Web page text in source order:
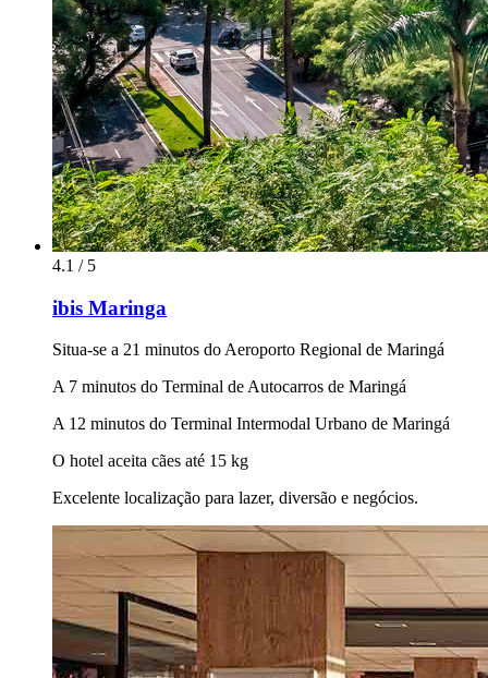
4.1 / 5
ibis Maringa
Situa-se a 21 minutos do Aeroporto Regional de Maringá
A 7 minutos do Terminal de Autocarros de Maringá
A 12 minutos do Terminal Intermodal Urbano de Maringá
O hotel aceita cães até 15 kg
Excelente localização para lazer, diversão e negócios.